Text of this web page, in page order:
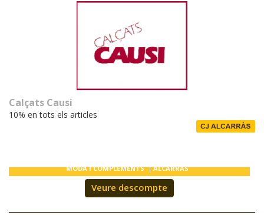
Calçats Causi
10% en tots els articles
MODA I COMPLEMENTS ALCARRÀS
Veure descompte